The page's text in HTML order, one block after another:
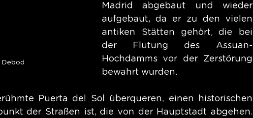
Debod
Madrid abgebaut und wieder
aufgebaut, da er zu den vielen
antiken Stätten gehört, die bei
der Flutung des Assuan-
Hochdamms vor der Zerstörung
bewahrt wurden.
Puerta del Sol überqueren, einen historischen
der Straßen ist, die von der Hauptstadt abgehen.